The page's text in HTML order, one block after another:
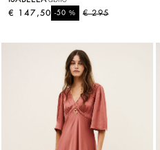
€ 295
-50%
€ 147,50